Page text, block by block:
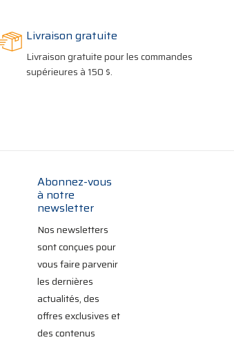
Livraison gratuite
Livraison gratuite pour les commandes
supérieures à 150 $.
Abonnez-vous
à notre
newsletter
Nos newsletters
sont conçues pour
vous faire parvenir
les dernières
actualités, des
offres exclusives et
des contenus